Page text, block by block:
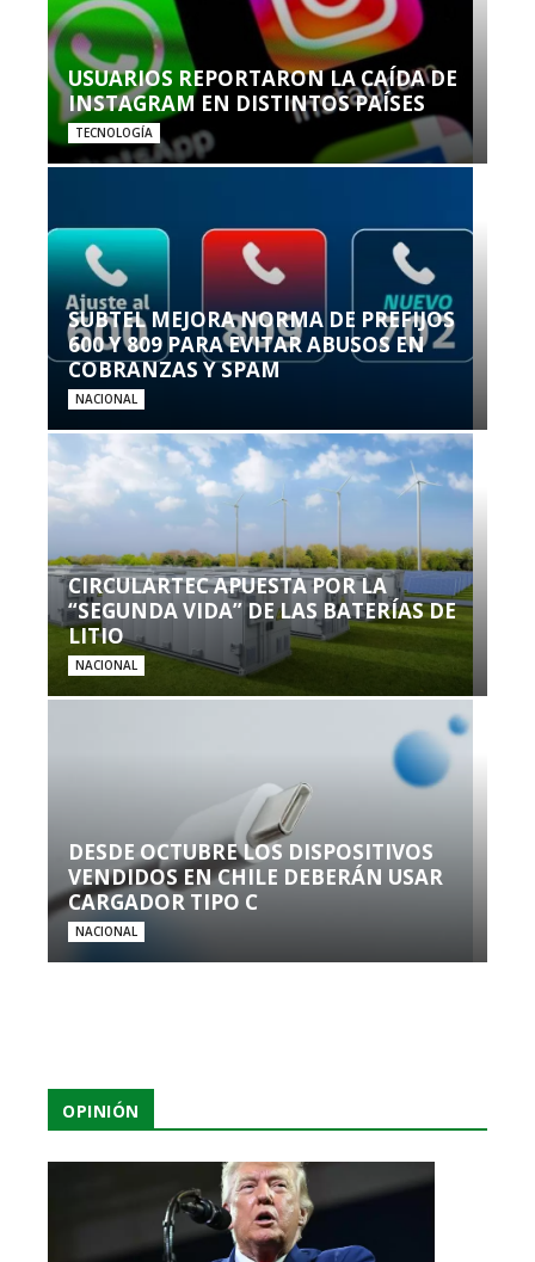
USUARIOS REPORTARON LA CAÍDA DE
INSTAGRAM EN DISTINTOS PAÍSES
TECNOLOGÍA
SUBTEL MEJORA NORMA DE PREFIJOS
600 Y 809 PARA EVITAR ABUSOS EN
COBRANZAS Y SPAM
NACIONAL
CIRCULARTEC APUESTA POR LA
“SEGUNDA VIDA” DE LAS BATERÍAS DE
LITIO
NACIONAL
DESDE OCTUBRE LOS DISPOSITIVOS
VENDIDOS EN CHILE DEBERÁN USAR
CARGADOR TIPO C
NACIONAL
OPINIÓN